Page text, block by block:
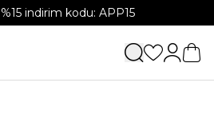
indirim kodu: APP15